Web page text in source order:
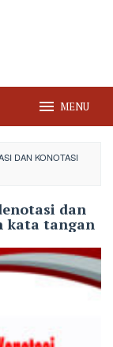
MENU
DAN KONOTASI
dan
kata tangan